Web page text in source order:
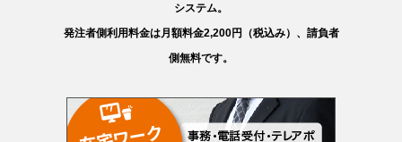
システム。
発注者側利用料金は月額料金2,200円（税込み）、請負者
側無料です。